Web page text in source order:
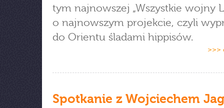
tym najnowszej „Wszystkie wojny
o najnowszym projekcie, czyli
do Orientu śladami hippisów.
>>>
Spotkanie z Wojciechem